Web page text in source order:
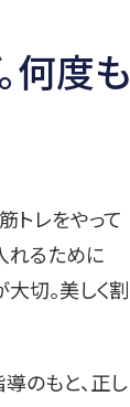
何度も
トレをやって
れるために
切。美しく割
のもと、正し